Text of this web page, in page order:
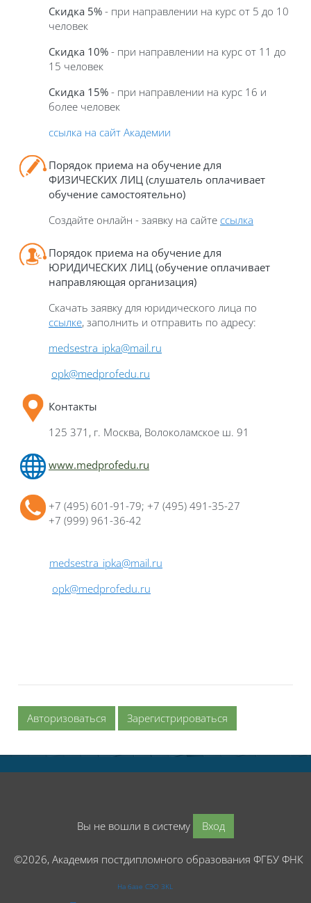
Скидка 5% - при направлении на курс от 5 до 10
человек
Скидка 10% - при направлении на курс от 11 до
15 человек
Скидка 15% - при направлении на курс 16 и
более человек
ссылка на сайт Академии
Порядок приема на обучение для
ФИЗИЧЕСКИХ ЛИЦ (слушатель оплачивает
обучение самостоятельно)
Создайте онлайн - заявку на сайте ссылка
Порядок приема на обучение для
ЮРИДИЧЕСКИХ ЛИЦ (обучение оплачивает
направляющая организация)
Скачать заявку для юридического лица по
ссылке, заполнить и отправить по адресу:
medsestra_ipka@mail.ru
opk@medprofedu.ru
Контакты
125 371, г. Москва, Волоколамское ш. 91
www.medprofedu.ru
+7 (495) 601-91-79; +7 (495) 491-35-27
+7 (999) 961-36-42
medsestra_ipka@mail.ru
opk@medprofedu.ru
Авторизоваться Зарегистрироваться
Вы не вошли в систему Вход
©2026, Академия постдипломного образования ФГБУ
На базе СЭО 3KL